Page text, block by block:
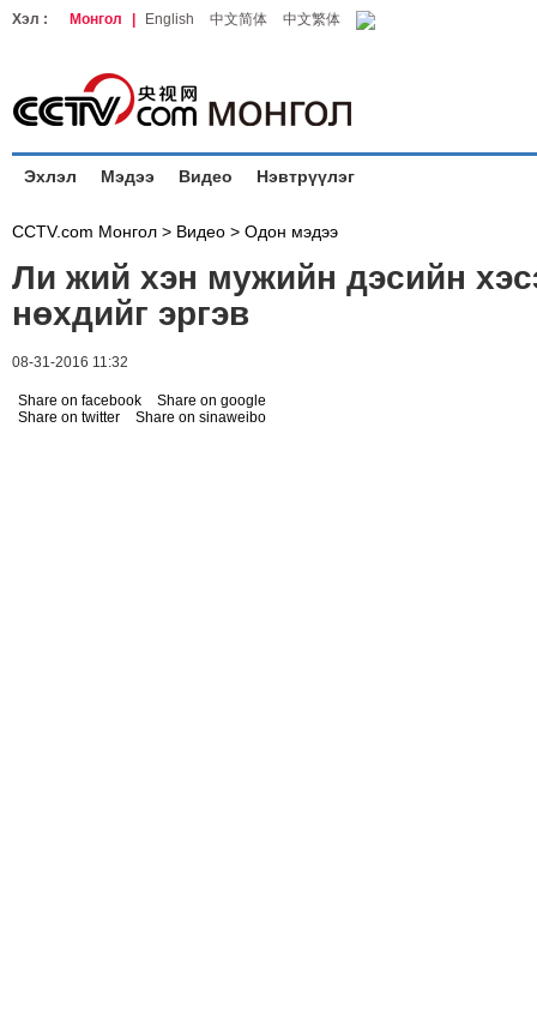
Хэл : Монгол English 中文简体 中文繁体
Эхлэл Мэдээ Видео Нэвтрүүлэг
CCTV.com Монгол > Видео > Одон мэдээ
Ли жий хэн мужийн дэсийн
нөхдийг эргэв
08-31-2016 11:32
Share on facebook
Share on google
Share on twitter
Share on sinaweibo